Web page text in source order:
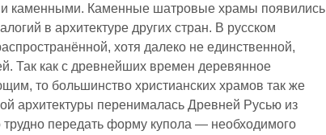
каменными. Каменные шатровые храмы появились
в архитектуре других стран. В русском
хотя далеко не единственной,
Так как с древнейших времен деревянное
то большинство христианских храмов так же
архитектуры перенималась Древней Русью из
передать форму купола — необходимого